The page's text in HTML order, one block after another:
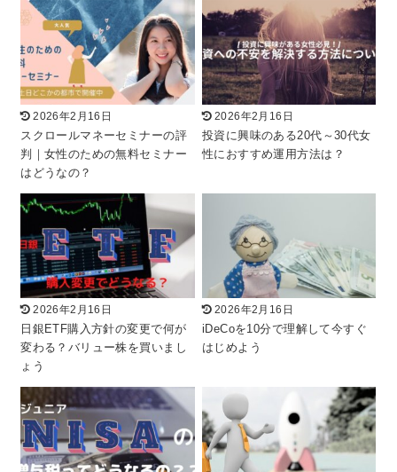
2026年2月16日
スクロールマネーセミナーの評
判｜女性のための無料セミナー
はどうなの？
2026年2月16日
投資に興味のある20代～30代女
性におすすめ運用方法は？
2026年2月16日
日銀ETF購入方針の変更で何が
変わる？バリュー株を買いまし
ょう
2026年2月16日
iDeCoを10分で理解して今すぐ
はじめよう